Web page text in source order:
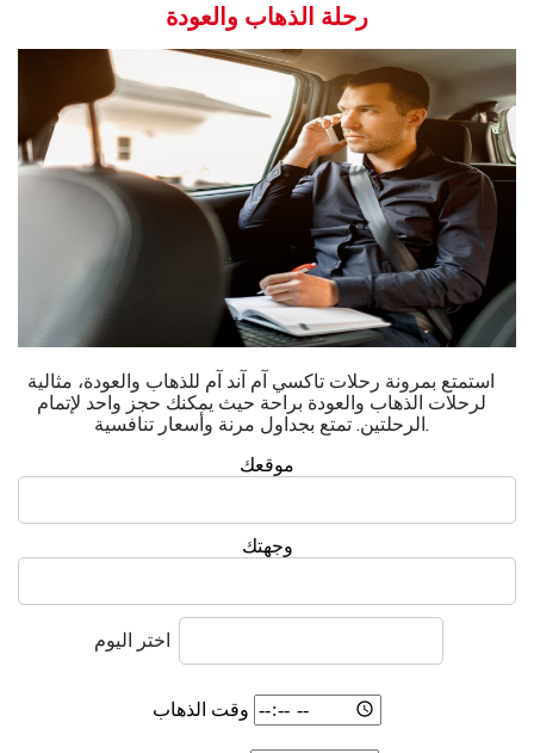
رحلة الذهاب والعودة
استمتع بمرونة رحلات تاكسي آم آند آم للذهاب والعودة، مثالية
لرحلات الذهاب والعودة براحة حيث يمكنك حجز واحد لإتمام
الرحلتين. تمتع بجداول مرنة وأسعار تنافسية.
موقعك
وجهتك
اختر اليوم
وقت الذهاب